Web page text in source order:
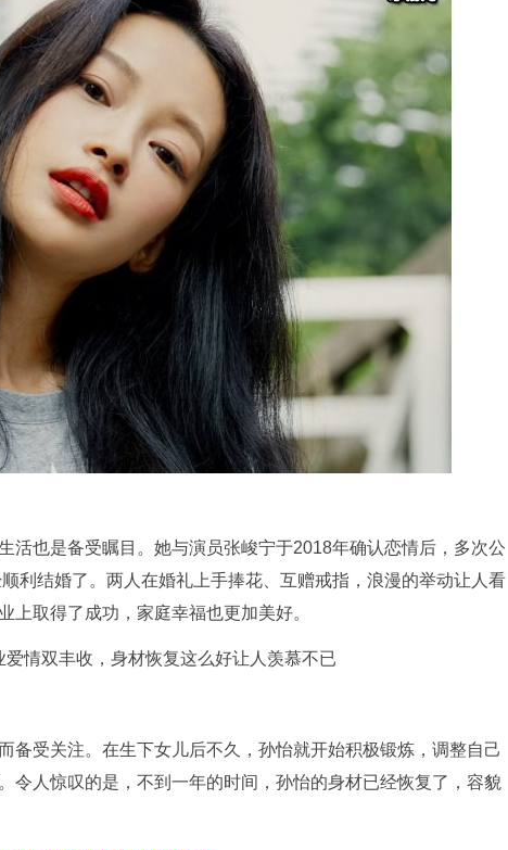
活也是备受瞩目。她与演员张峻宁于2018年确认恋情后，多次公
利结婚了。两人在婚礼上手捧花、互赠戒指，浪漫的举动让人看
上取得了成功，家庭幸福也更加美好。
备受关注。在生下女儿后不久，孙怡就开始积极锻炼，调整自己
令人惊叹的是，不到一年的时间，孙怡的身材已经恢复了，容貌